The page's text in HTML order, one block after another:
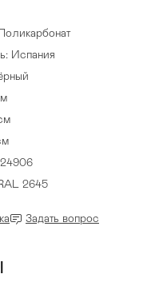
Испания
2645
Задать вопрос